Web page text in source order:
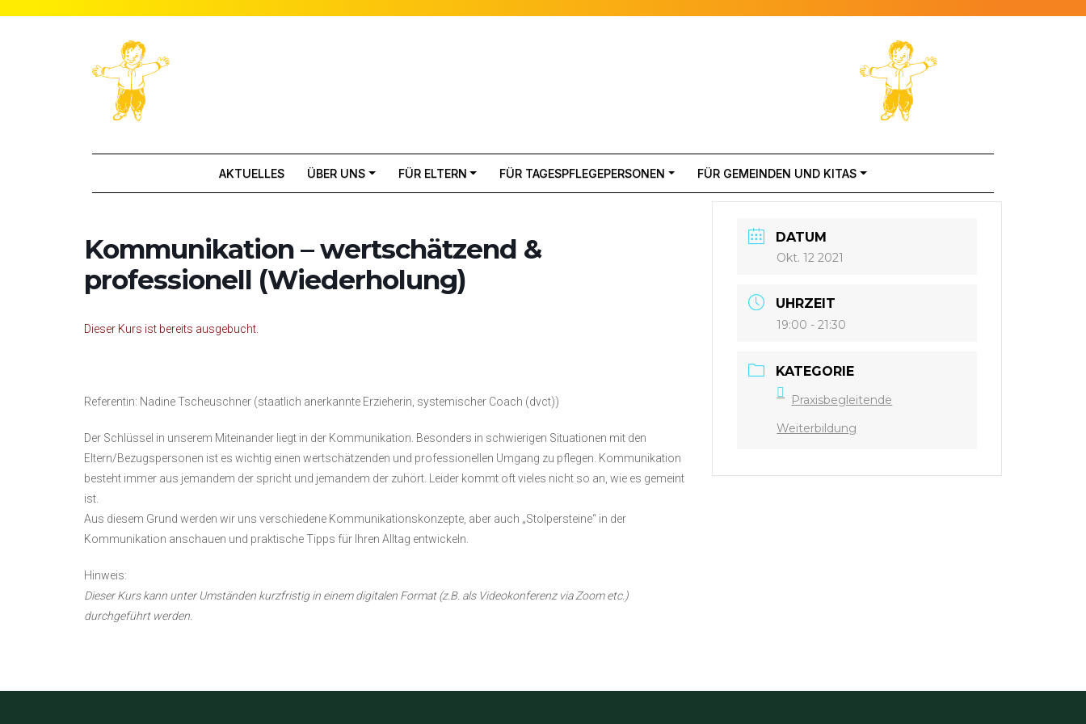
AKTUELLES ÜBER UNS FÜR ELTERN FÜR TAGESPFLEGEPERSONEN FÜR GEMEINDEN UND KITAS
Kommunikation – wertschätzend &
professionell (Wiederholung)
Dieser Kurs ist bereits ausgebucht.
Referentin: Nadine Tscheuschner (staatlich anerkannte Erzieherin, systemischer Coach (dvct))
Der Schlüssel in unserem Miteinander liegt in der Kommunikation. Besonders in schwierigen Situationen mit den
Eltern/Bezugspersonen ist es wichtig einen wertschätzenden und professionellen Umgang zu pflegen. Kommunikation
besteht immer aus jemandem der spricht und jemandem der zuhört. Leider kommt oft vieles nicht so an, wie es gemeint
ist.
Aus diesem Grund werden wir uns verschiedene Kommunikationskonzepte, aber auch „Stolpersteine“ in der
Kommunikation anschauen und praktische Tipps für Ihren Alltag entwickeln.
Hinweis:
Dieser Kurs kann unter Umständen kurzfristig in einem digitalen Format (z.B. als Videokonferenz via Zoom etc.)
durchgeführt werden.
DATUM
Okt. 12 2021
UHRZEIT
19:00 - 21:30
KATEGORIE
Praxisbegleitende
Weiterbildung